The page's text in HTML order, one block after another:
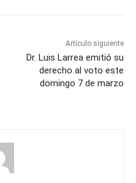
Artículo siguiente
Dr. Luis Larrea emitió su
derecho al voto este
domingo 7 de marzo